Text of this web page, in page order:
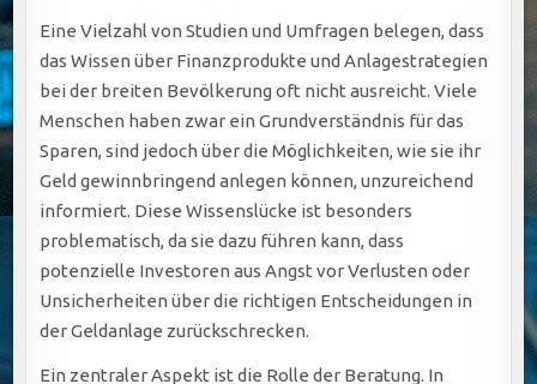
Eine Vielzahl von Studien und Umfragen belegen, dass
das Wissen über Finanzprodukte und Anlagestrategien
bei der breiten Bevölkerung oft nicht ausreicht. Viele
Menschen haben zwar ein Grundverständnis für das
Sparen, sind jedoch über die Möglichkeiten, wie sie ihr
Geld gewinnbringend anlegen können, unzureichend
informiert. Diese Wissenslücke ist besonders
problematisch, da sie dazu führen kann, dass
potenzielle Investoren aus Angst vor Verlusten oder
Unsicherheiten über die richtigen Entscheidungen in
der Geldanlage zurückschrecken.
Ein zentraler Aspekt ist die Rolle der Beratung. In